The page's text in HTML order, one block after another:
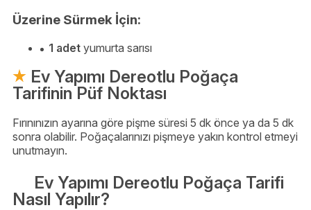
Üzerine Sürmek İçin:
1 adet yumurta sarısı
Ev Yapımı Dereotlu Poğaça
Tarifinin Püf Noktası
Fırınınızın ayarına göre pişme süresi 5 dk önce ya da 5 dk
sonra olabilir. Poğaçalarınızı pişmeye yakın kontrol etmeyi
unutmayın.
Ev Yapımı Dereotlu Poğaça Tarifi
Nasıl Yapılır?